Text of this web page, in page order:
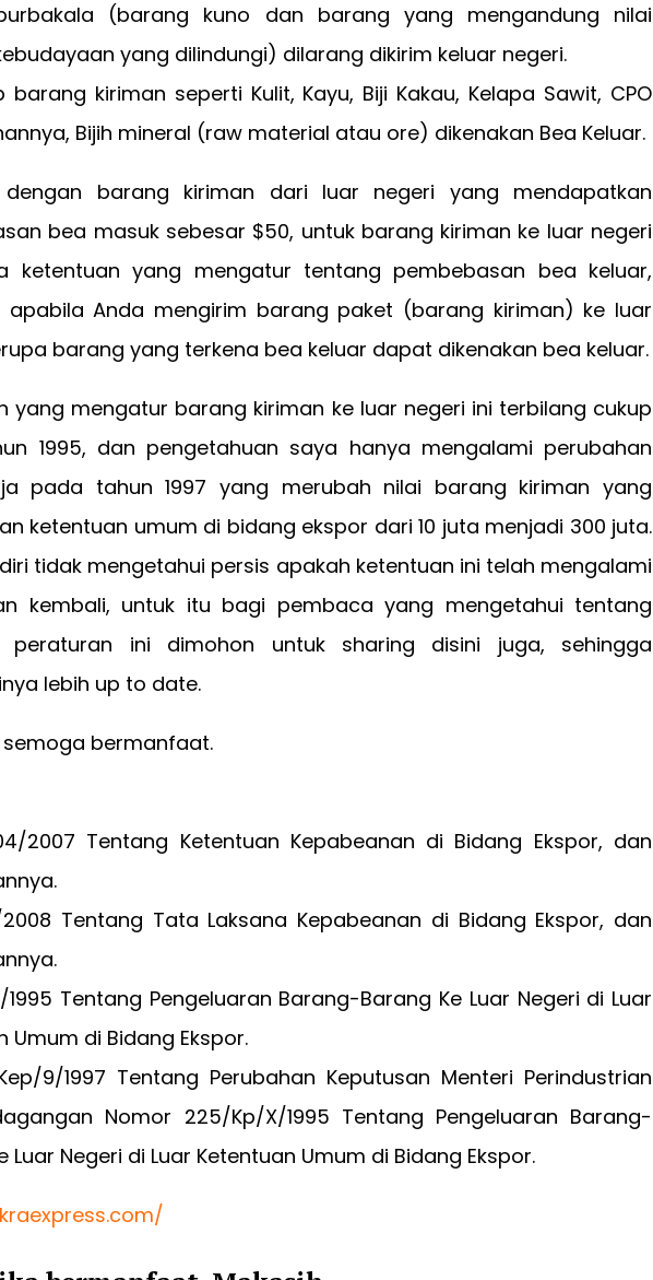
(barang kuno dan barang yang mengandung nilai
yang dilindungi) dilarang dikirim keluar negeri.
barang kiriman seperti Kulit, Kayu, Biji Kakau, Kelapa Sawit, CPO
Bijih mineral (raw material atau ore) dikenakan Bea Keluar.
dengan barang kiriman dari luar negeri yang mendapatkan
bea masuk sebesar $50, untuk barang kiriman ke luar negeri
ketentuan yang mengatur tentang pembebasan bea keluar,
apabila Anda mengirim barang paket (barang kiriman) ke luar
barang yang terkena bea keluar dapat dikenakan bea keluar.
yang mengatur barang kiriman ke luar negeri ini terbilang cukup
1995, dan pengetahuan saya hanya mengalami perubahan
pada tahun 1997 yang merubah nilai barang kiriman yang
ketentuan umum di bidang ekspor dari 10 juta menjadi 300 juta.
tidak mengetahui persis apakah ketentuan ini telah mengalami
kembali, untuk itu bagi pembaca yang mengetahui tentang
peraturan ini dimohon untuk sharing disini juga, sehingga
lebih up to date.
semoga bermanfaat.
2007 Tentang Ketentuan Kepabeanan di Bidang Ekspor, dan
Tentang Tata Laksana Kepabeanan di Bidang Ekspor, dan
1995 Tentang Pengeluaran Barang-Barang Ke Luar Negeri di Luar
Umum di Bidang Ekspor.
Kep/9/1997 Tentang Perubahan Keputusan Menteri Perindustrian
Nomor 225/Kp/X/1995 Tentang Pengeluaran Barang-
Luar Negeri di Luar Ketentuan Umum di Bidang Ekspor.